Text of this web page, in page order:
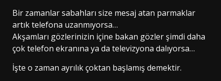
Bir zamanlar sabahları size mesaj atan parmaklar
artık telefona uzanmıyorsa…
Akşamları gözlerinizin içine bakan gözler şimdi daha
çok telefon ekranına ya da televizyona dalıyorsa…
İşte o zaman ayrılık çoktan başlamış demektir.